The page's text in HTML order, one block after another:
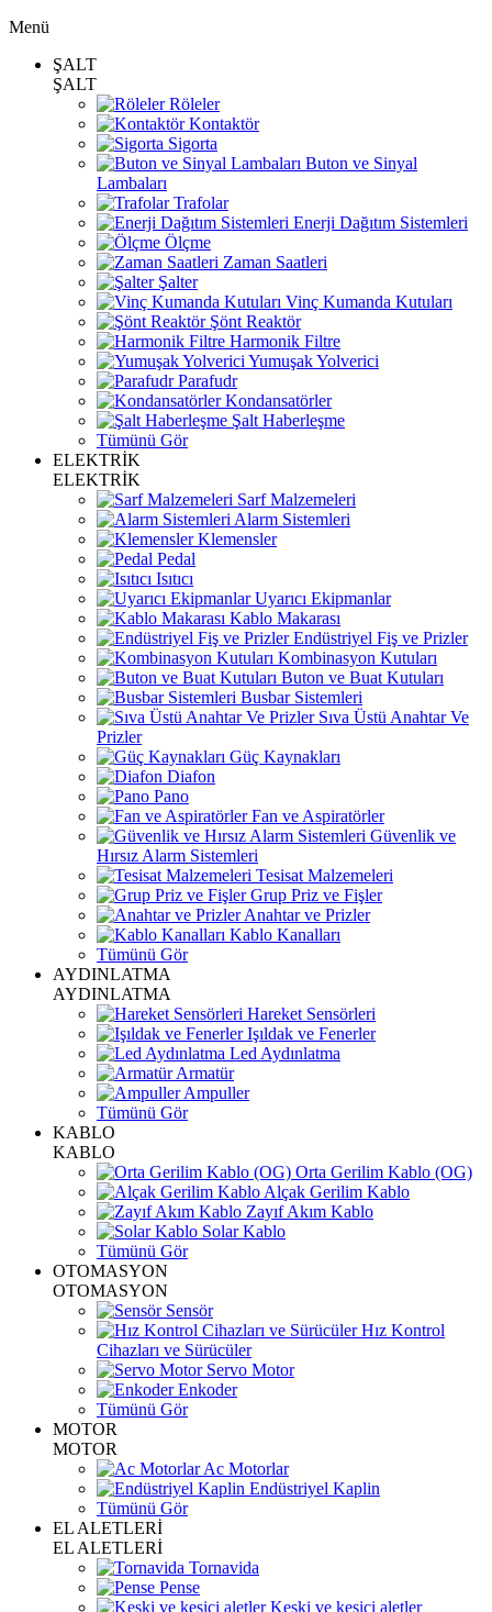
Menü
ŞALT
ŞALT
Röleler
Kontaktör
Sigorta
Buton ve Sinyal
Lambaları
Trafolar
Enerji Dağıtım Sistemleri
Ölçme
Zaman Saatleri
Şalter
Vinç Kumanda Kutuları
Şönt Reaktör
Harmonik Filtre
Yumuşak Yolverici
Parafudr
Kondansatörler
Şalt Haberleşme
Tümünü Gör
ELEKTRİK
ELEKTRİK
Sarf Malzemeleri
Alarm Sistemleri
Klemensler
Pedal
Isıtıcı
Uyarıcı Ekipmanlar
Kablo Makarası
Endüstriyel Fiş ve Prizler
Kombinasyon Kutuları
Buton ve Buat Kutuları
Busbar Sistemleri
Sıva Üstü Anahtar Ve
Prizler
Güç Kaynakları
Diafon
Pano
Fan ve Aspiratörler
Güvenlik ve
Hırsız Alarm Sistemleri
Tesisat Malzemeleri
Grup Priz ve Fişler
Anahtar ve Prizler
Kablo Kanalları
Tümünü Gör
AYDINLATMA
AYDINLATMA
Hareket Sensörleri
Işıldak ve Fenerler
Led Aydınlatma
Armatür
Ampuller
Tümünü Gör
KABLO
KABLO
Orta Gerilim Kablo (OG)
Alçak Gerilim Kablo
Zayıf Akım Kablo
Solar Kablo
Tümünü Gör
OTOMASYON
OTOMASYON
Sensör
Hız Kontrol
Cihazları ve Sürücüler
Servo Motor
Enkoder
Tümünü Gör
MOTOR
MOTOR
Ac Motorlar
Endüstriyel Kaplin
Tümünü Gör
EL ALETLERİ
EL ALETLERİ
Tornavida
Pense
Keski ve kesici aletler